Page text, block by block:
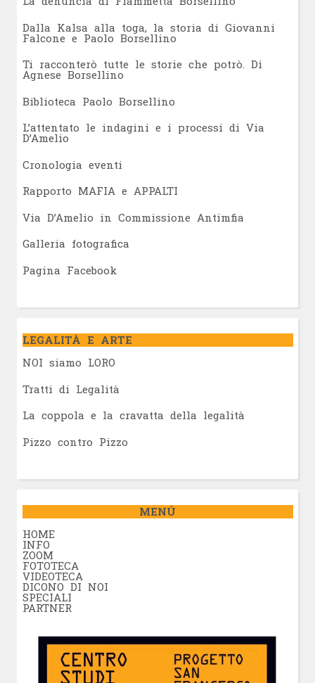
Dalla Kalsa alla toga, la storia di Giovanni
Falcone e Paolo Borsellino
Ti racconterò tutte le storie che potrò. Di
Agnese Borsellino
Biblioteca Paolo Borsellino
L’attentato le indagini e i processi di Via
D’Amelio
Cronologia eventi
Rapporto MAFIA e APPALTI
Via D’Amelio in Commissione Antimfia
Galleria fotografica
Pagina Facebook
LEGALITÀ E ARTE
NOI siamo LORO
Tratti di Legalità
La coppola e la cravatta della legalità
Pizzo contro Pizzo
MENÚ
HOME
INFO
ZOOM
FOTOTECA
VIDEOTECA
DICONO DI NOI
SPECIALI
PARTNER